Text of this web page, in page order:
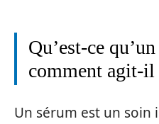
Qu’est-ce
comment agit-il
Un sérum est un